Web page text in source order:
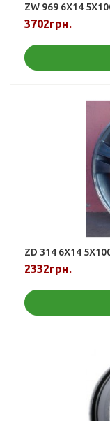
ZW 969 6X14
3702грн.
ZD 314 6X14
2332грн.